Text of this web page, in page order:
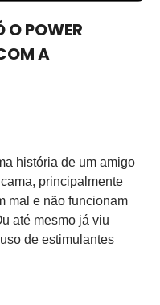
O POWER
A
história de um amigo
principalmente
mal e não funcionam
até mesmo já viu
de estimulantes